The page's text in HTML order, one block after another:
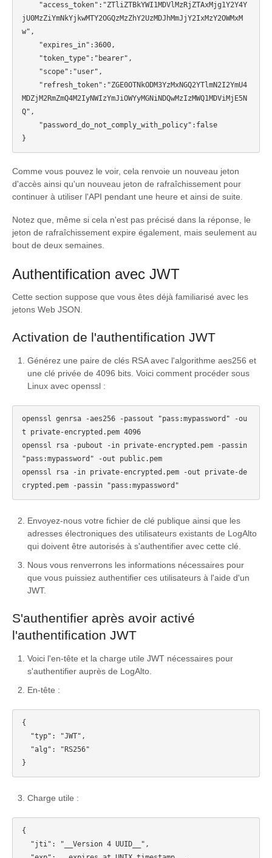
jU0MzZiYmNkYjkwMTY2OGQzMzZhY2UzMDJhMmJjY2IxMzY2OWMxM
w",
MDZjM2RmZmQ4M2IyNWIzYmJiOWYyMGNiNDQwMzIzMWQ1MDViMjE5N
Q",
Comme vous pouvez le voir, cela renvoie un nouveau jeton
d'accès ainsi qu'un nouveau jeton de rafraîchissement pour
continuer à utiliser l'API pendant une heure et ainsi de suite.
Notez que, même si cela n'est pas précisé dans la réponse, le
jeton de rafraîchissement expire également, mais seulement au
bout de deux semaines.
Authentification avec JWT
Cette section suppose que vous êtes déjà familiarisé avec les
jetons Web JSON.
Activation de l'authentification JWT
Générez une paire de clés RSA avec l'algorithme aes256 et
une clé privée de 4096 bits. Voici comment procéder sous
Linux avec openssl :
openssl genrsa -aes256 -passout "pass:mypassword" -ou
t private-encrypted.pem 4096
openssl rsa -pubout -in private-encrypted.pem -passin
"pass:mypassword" -out public.pem
openssl rsa -in private-encrypted.pem -out private-de
Envoyez-nous votre fichier de clé publique ainsi que les
adresses électroniques des utilisateurs existants de LogAlto
qui doivent être autorisés à s'authentifier avec cette clé.
Nous vous renverrons les informations nécessaires pour
que vous puissiez authentifier ces utilisateurs à l'aide d'un
JWT.
S'authentifier après avoir activé
l'authentification JWT
Voici l'en-tête et la charge utile JWT nécessaires pour
s'authentifier auprès de LogAlto.
En-tête :
{
Charge utile :
{